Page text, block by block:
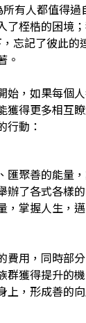
有人都值得
桎梏的困境
忘記了彼此
。
，如果每個
得更多相互
行動：
聚善的能量
了各式各樣
掌握人生，
用，同時部
獲得提升的
，形成善的